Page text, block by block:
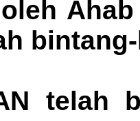
telah